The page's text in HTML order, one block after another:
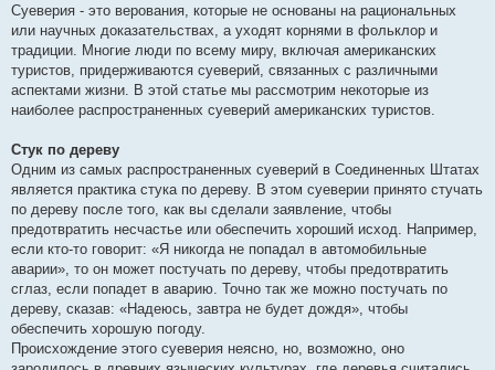
в
і
д
о
л
е
н
Суеверия - это верования, которые не основаны на рациональных
или научных доказательствах, а уходят корнями в фольклор и
традиции. Многие люди по всему миру, включая американских
туристов, придерживаются суеверий, связанных с различными
аспектами жизни. В этой статье мы рассмотрим некоторые из
наиболее распространенных суеверий американских туристов.
Стук по дереву
Одним из самых распространенных суеверий в Соединенных Штатах
является практика стука по дереву. В этом суеверии принято стучать
по дереву после того, как вы сделали заявление, чтобы
предотвратить несчастье или обеспечить хороший исход. Например,
если кто-то говорит: «Я никогда не попадал в автомобильные
аварии», то он может постучать по дереву, чтобы предотвратить
сглаз, если попадет в аварию. Точно так же можно постучать по
дереву, сказав: «Надеюсь, завтра не будет дождя», чтобы
обеспечить хорошую погоду.
Происхождение этого суеверия неясно, но, возможно, оно